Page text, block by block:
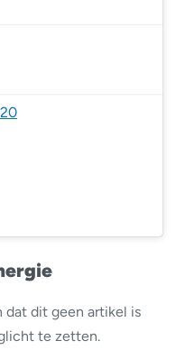
dat dit geen artikel is
te zetten.